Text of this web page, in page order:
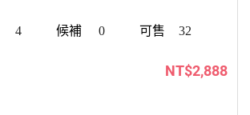
4 0 32
NT$2,888